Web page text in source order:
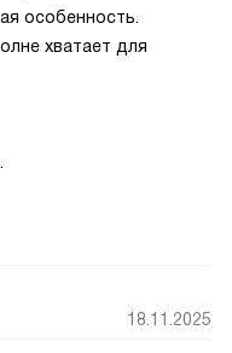
особенность.
хватает для
18.11.2025